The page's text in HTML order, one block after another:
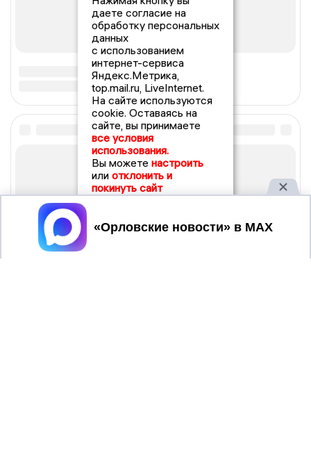
даете согласие на
обработку персональных
данных
с использованием
интернет-сервиса
Яндекс.Метрика,
top.mail.ru, LiveInternet.
На сайте используются
cookie. Оставаясь на
сайте, вы принимаете
все условия
использования.
Вы можете настроить
или отклонить и
покинуть сайт
Принять